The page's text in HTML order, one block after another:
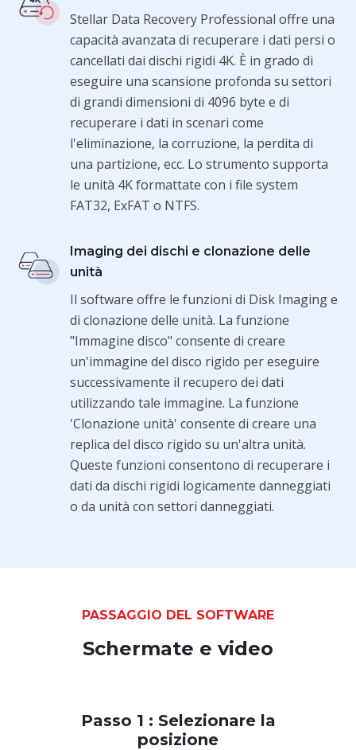
Stellar Data Recovery Professional offre una
capacità avanzata di recuperare i dati persi o
cancellati dai dischi rigidi 4K. È in grado di
eseguire una scansione profonda su settori
di grandi dimensioni di 4096 byte e di
recuperare i dati in scenari come
l'eliminazione, la corruzione, la perdita di
una partizione, ecc. Lo strumento supporta
le unità 4K formattate con i file system
FAT32, ExFAT o NTFS.
Imaging dei dischi e clonazione delle
unità
Il software offre le funzioni di Disk Imaging e
di clonazione delle unità. La funzione
"Immagine disco" consente di creare
un'immagine del disco rigido per eseguire
successivamente il recupero dei dati
utilizzando tale immagine. La funzione
'Clonazione unità' consente di creare una
replica del disco rigido su un'altra unità.
Queste funzioni consentono di recuperare i
dati da dischi rigidi logicamente danneggiati
o da unità con settori danneggiati.
PASSAGGIO DEL SOFTWARE
Schermate e video
Passo 1 : Selezionare la
posizione